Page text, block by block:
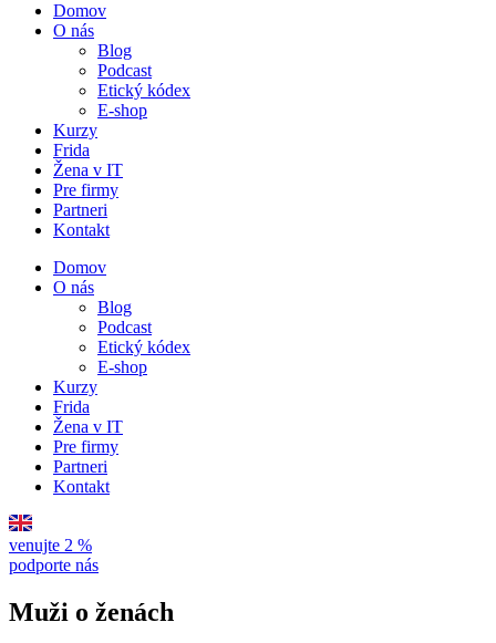
Domov
O nás
Blog
Podcast
Etický kódex
E-shop
Kurzy
Frida
Žena v IT
Pre firmy
Partneri
Kontakt
Domov
O nás
Blog
Podcast
Etický kódex
E-shop
Kurzy
Frida
Žena v IT
Pre firmy
Partneri
Kontakt
venujte 2 %
podporte nás
Muži o ženách